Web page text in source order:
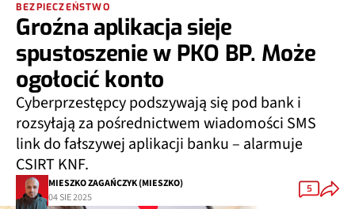
BEZPIECZEŃSTWO
Groźna aplikacja sieje
spustoszenie w PKO BP. Może
ogołocić konto
Cyberprzestępcy podszywają się pod bank i
rozsyłają za pośrednictwem wiadomości SMS
link do fałszywej aplikacji banku – alarmuje
CSIRT KNF.
MIESZKO ZAGAŃCZYK (MIESZKO)
04 SIE 2025
5